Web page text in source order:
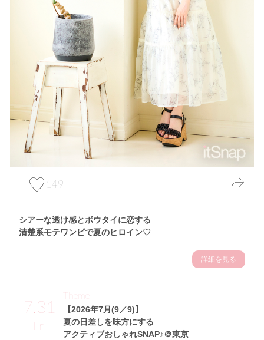
149
シアーな透け感とボウタイに恋する
清楚系モテワンピで夏のヒロイン♡
詳細を見る
7.31
Fri
【2026年7月(9／9)】
夏の日差しを味方にする
アクティブおしゃれSNAP♪＠東京
Theme